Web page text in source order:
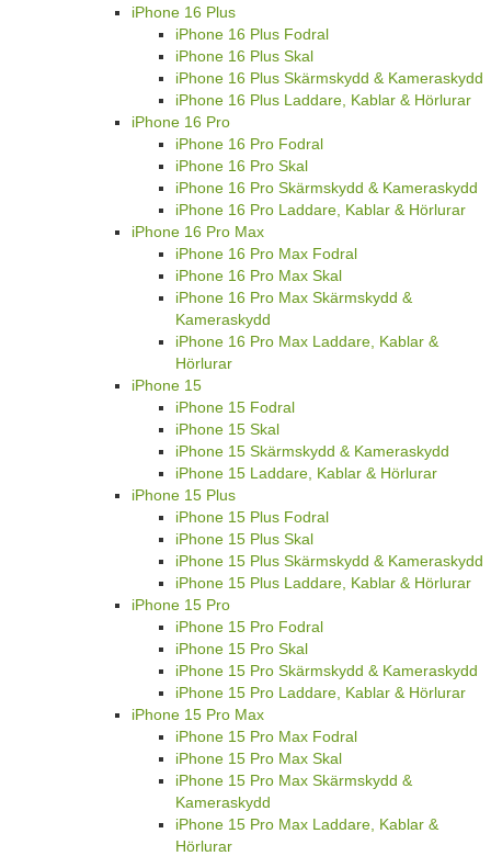
iPhone 16 Plus
iPhone 16 Plus Fodral
iPhone 16 Plus Skal
iPhone 16 Plus Skärmskydd & Kameraskydd
iPhone 16 Plus Laddare, Kablar & Hörlurar
iPhone 16 Pro
iPhone 16 Pro Fodral
iPhone 16 Pro Skal
iPhone 16 Pro Skärmskydd & Kameraskydd
iPhone 16 Pro Laddare, Kablar & Hörlurar
iPhone 16 Pro Max
iPhone 16 Pro Max Fodral
iPhone 16 Pro Max Skal
iPhone 16 Pro Max Skärmskydd &
Kameraskydd
iPhone 16 Pro Max Laddare, Kablar &
Hörlurar
iPhone 15
iPhone 15 Fodral
iPhone 15 Skal
iPhone 15 Skärmskydd & Kameraskydd
iPhone 15 Laddare, Kablar & Hörlurar
iPhone 15 Plus
iPhone 15 Plus Fodral
iPhone 15 Plus Skal
iPhone 15 Plus Skärmskydd & Kameraskydd
iPhone 15 Plus Laddare, Kablar & Hörlurar
iPhone 15 Pro
iPhone 15 Pro Fodral
iPhone 15 Pro Skal
iPhone 15 Pro Skärmskydd & Kameraskydd
iPhone 15 Pro Laddare, Kablar & Hörlurar
iPhone 15 Pro Max
iPhone 15 Pro Max Fodral
iPhone 15 Pro Max Skal
iPhone 15 Pro Max Skärmskydd &
Kameraskydd
iPhone 15 Pro Max Laddare, Kablar &
Hörlurar